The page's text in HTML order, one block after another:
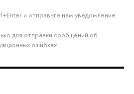
и отправьте нам уведомление.
для отправки сообщений об
ошибках.